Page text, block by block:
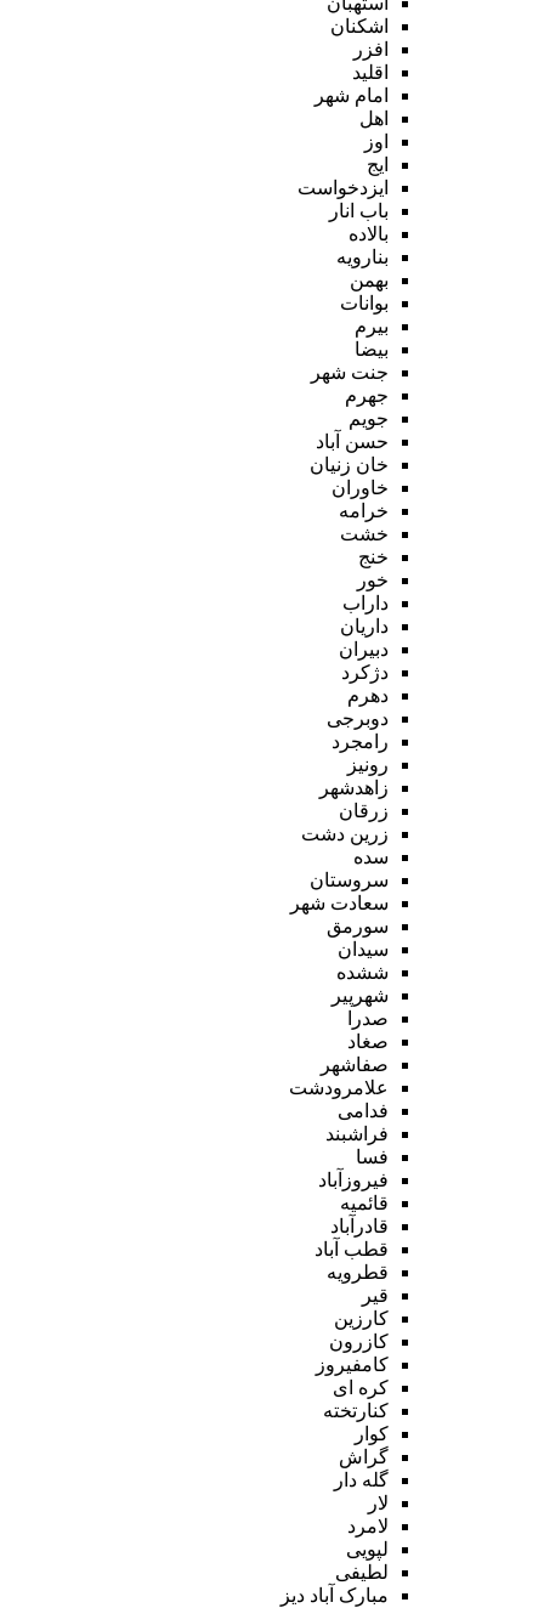
اشکنان
افزر
اقلید
امام شهر
اهل
اوز
ایج
ایزدخواست
باب انار
بالاده
بنارویه
بهمن
بوانات
بیرم
بیضا
جنت شهر
جهرم
جویم
حسن آباد
خان زنیان
خاوران
خرامه
خشت
خنج
خور
داراب
داریان
دبیران
دژکرد
دهرم
دوبرجی
رامجرد
رونیز
زاهدشهر
زرقان
زرین دشت
سده
سروستان
سعادت شهر
سورمق
سیدان
ششده
شهرپیر
صدرا
صغاد
صفاشهر
علامرودشت
فدامی
فراشبند
فسا
فیروزآباد
قائمیه
قادرآباد
قطب آباد
قطرویه
قیر
کارزین
کازرون
کامفیروز
کره ای
کنارتخته
کوار
گراش
گله دار
لار
لامرد
لپویی
لطیفی
مبارک آباد دیز